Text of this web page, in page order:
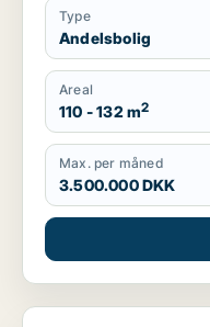
Type
Andelsbolig
Areal
110 - 132 m2
Max. per måned
3.500.000 DKK